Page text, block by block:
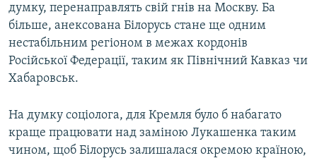
думку, перенаправлять свій гнів на Москву. Ба
більше, анексована Білорусь стане ще одним
нестабільним регіоном в межах кордонів
Російської Федерації, таким як Північний Кавказ чи
Хабаровськ.
На думку соціолога, для Кремля було б набагато
краще працювати над заміною Лукашенка таким
чином, щоб Білорусь залишалася окремою країною,